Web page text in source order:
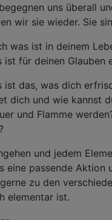
uns überall
wir sie wieder. Sie
was ist in deinem
ist für deinen Glauben
ist das, was dich
dich und wie kannst
und Flamme
und jedem
eine passende Aktion
zu den
elementar ist.